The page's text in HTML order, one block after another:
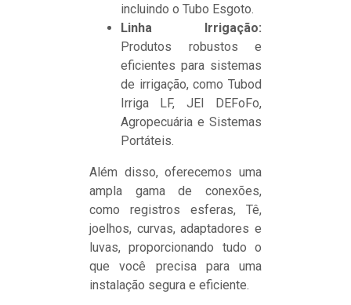
incluindo o Tubo Esgoto.
Linha Irrigação:
Produtos robustos e
eficientes para sistemas
de irrigação, como Tubod
Irriga LF, JEI DEFoFo,
Agropecuária e Sistemas
Portáteis.
Além disso, oferecemos uma
ampla gama de conexões,
como registros esferas, Tê,
joelhos, curvas, adaptadores e
luvas, proporcionando tudo o
que você precisa para uma
instalação segura e eficiente.